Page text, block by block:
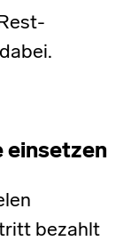
einsetzen
bezahlt